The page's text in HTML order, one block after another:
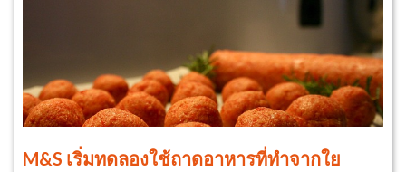
M&S เริ่มทดลองใช้ถาดอาหารที่ทำจากใย